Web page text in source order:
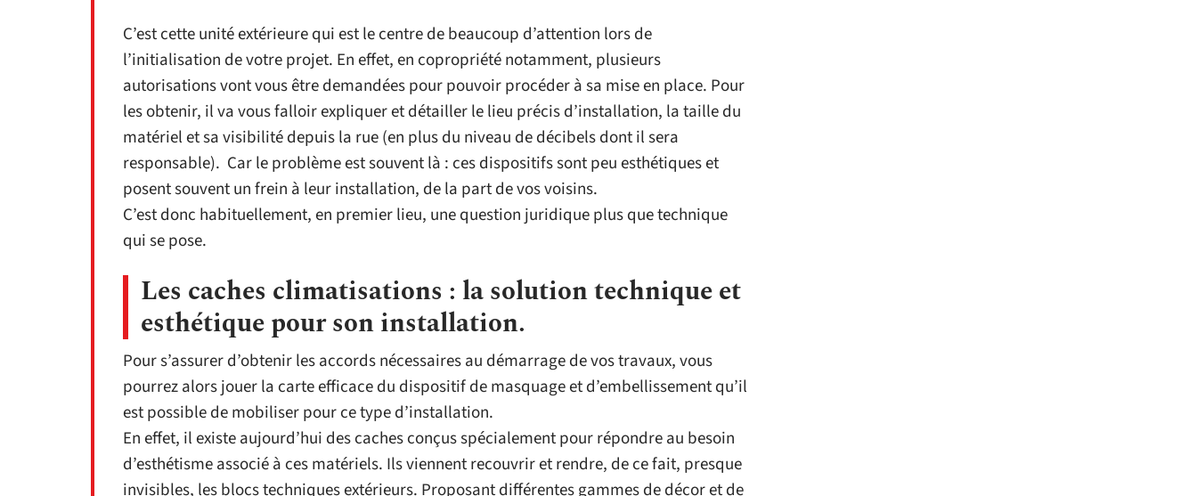
C’est cette unité extérieure qui est le centre de beaucoup d’attention lors de
l’initialisation de votre projet. En effet, en copropriété notamment, plusieurs
autorisations vont vous être demandées pour pouvoir procéder à sa mise en place. Pour
les obtenir, il va vous falloir expliquer et détailler le lieu précis d’installation, la taille du
matériel et sa visibilité depuis la rue (en plus du niveau de décibels dont il sera
responsable). Car le problème est souvent là : ces dispositifs sont peu esthétiques et
posent souvent un frein à leur installation, de la part de vos voisins.
C’est donc habituellement, en premier lieu, une question juridique plus que technique
qui se pose.
Les caches climatisations : la solution technique et
esthétique pour son installation.
Pour s’assurer d’obtenir les accords nécessaires au démarrage de vos travaux, vous
pourrez alors jouer la carte efficace du dispositif de masquage et d’embellissement qu’il
est possible de mobiliser pour ce type d’installation.
En effet, il existe aujourd’hui des caches conçus spécialement pour répondre au besoin
d’esthétisme associé à ces matériels. Ils viennent recouvrir et rendre, de ce fait, presque
invisibles, les blocs techniques extérieurs. Proposant différentes gammes de décor et de